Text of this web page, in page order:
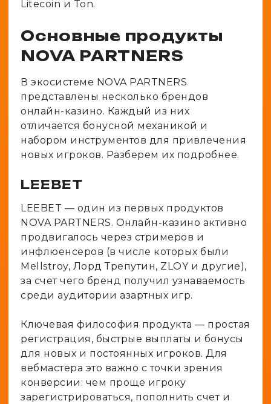
Litecoin и Ton.
Основные продукты
NOVA PARTNERS
В экосистеме NOVA PARTNERS
представлены несколько брендов
онлайн-казино. Каждый из них
отличается бонусной механикой и
набором инструментов для привлечения
новых игроков. Разберем их подробнее.
LEEBET
LEEBET — один из первых продуктов
NOVA PARTNERS. Онлайн-казино активно
продвигалось через стримеров и
инфлюенсеров (в числе которых были
Mellstroy, Лорд Трепутин, ZLOY и другие),
за счет чего бренд получил узнаваемость
среди аудитории азартных игр.
Ключевая философия продукта — простая
регистрация, быстрые выплаты и бонусы
для новых и постоянных игроков. Для
вебмастера это важно с точки зрения
конверсии: чем проще игроку
зарегистрироваться, пополнить счет и